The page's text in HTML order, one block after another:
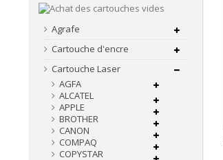
Agrafe
Cartouche d'encre
Cartouche Laser
AGFA
ALCATEL
APPLE
BROTHER
CANON
COMPAQ
COPYSTAR